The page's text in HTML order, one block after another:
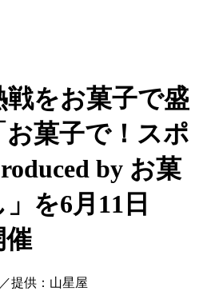
をお菓子で盛
お菓子で！スポ
by お菓
を6月11日
催
提供：山星屋